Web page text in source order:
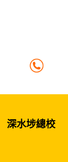
深水埗總校